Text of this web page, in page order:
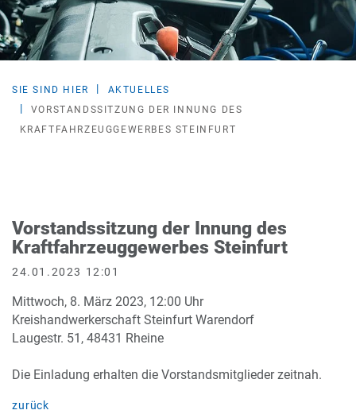
SIE SIND HIER
AKTUELLES
VORSTANDSSITZUNG DER INNUNG DES
KRAFTFAHRZEUGGEWERBES STEINFURT
Vorstandssitzung der Innung des
Kraftfahrzeuggewerbes Steinfurt
24.01.2023 12:01
Mittwoch, 8. März 2023, 12:00 Uhr
Kreishandwerkerschaft Steinfurt Warendorf
Laugestr. 51, 48431 Rheine
Die Einladung erhalten die Vorstandsmitglieder zeitnah.
zurück